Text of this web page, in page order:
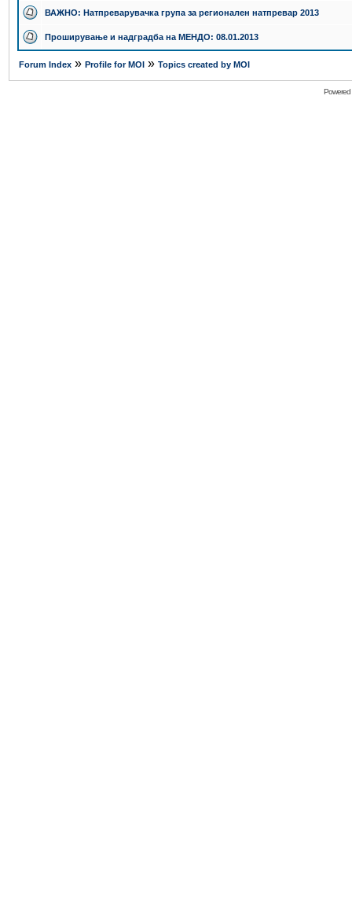
ВАЖНО: Натпреварувачка група за регионален натпревар 2013
Проширување и надградба на МЕНДО: 08.01.2013
Forum Index » Profile for MOI » Topics created by MOI